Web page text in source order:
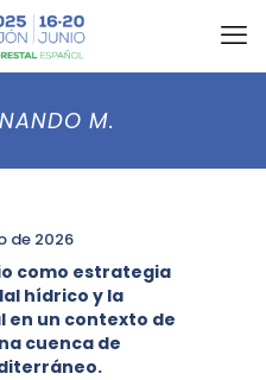
M.
de 2026
como estrategia
hídrico y la
un contexto de
cuenca de